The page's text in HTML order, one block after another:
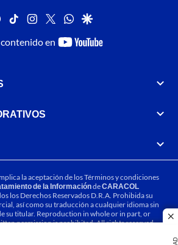
facebook
tiktok instagram
twitterwhatsapp
google
en
youtube-
la aceptación de losTérminos y condiciones
de la InformacióndeCARACOL
los Derechos Reservados D.R.A. Prohibida su
así como su traducción a cualquier idioma sin
su titular. Reproduction in whole or in part, or
permission is prohibited. All rights reserved